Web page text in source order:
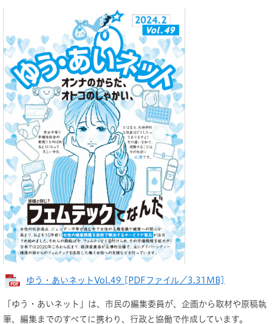
ゆう・あいネットVol.49 [PDFファイル／3.31MB]
「ゆう・あいネット」は、市民の編集委員が、企画から取材や原稿執
筆、編集までのすべてに携わり、行政と協働で作成しています。